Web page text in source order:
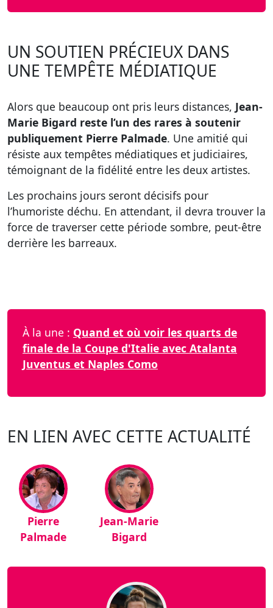
UN SOUTIEN PRÉCIEUX DANS
UNE TEMPÊTE MÉDIATIQUE
Alors que beaucoup ont pris leurs distances, Jean-
Marie Bigard reste l’un des rares à soutenir
publiquement Pierre Palmade. Une amitié qui
résiste aux tempêtes médiatiques et judiciaires,
témoignant de la fidélité entre les deux artistes.
Les prochains jours seront décisifs pour
l’humoriste déchu. En attendant, il devra trouver la
force de traverser cette période sombre, peut-être
derrière les barreaux.
À la une : Quand et où voir les quarts de
finale de la Coupe d'Italie avec Atalanta
Juventus et Naples Como
EN LIEN AVEC CETTE ACTUALITÉ
Pierre
Palmade
Jean-Marie
Bigard